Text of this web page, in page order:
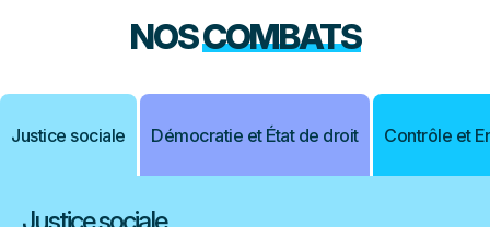
NOSCOMBATS
Justice sociale Démocratie et État de droit Contrôle et